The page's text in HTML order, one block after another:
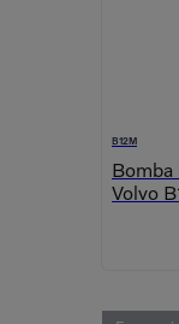
B12M
Bomba
Volvo